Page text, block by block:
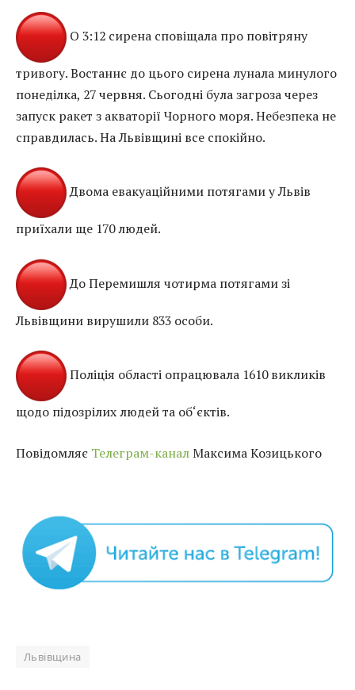
О 3:12 сирена сповіщала про повітряну
тривогу. Востаннє до цього сирена лунала минулого
понеділка, 27 червня. Сьогодні була загроза через
запуск ракет з акваторії Чорного моря. Небезпека не
справдилась. На Львівщині все спокійно.
Двома евакуаційними потягами у Львів
приїхали ще 170 людей.
До Перемишля чотирма потягами зі
Львівщини вирушили 833 особи.
Поліція області опрацювала 1610 викликів
щодо підозрілих людей та об‘єктів.
Повідомляє Телеграм-каналМаксима Козицького
Львівщина